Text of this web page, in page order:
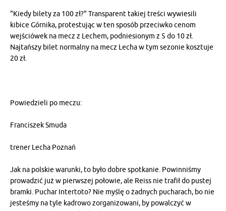
"Kiedy bilety za 100 zł?" Transparent takiej treści wywiesili
kibice Górnika, protestując w ten sposób przeciwko cenom
wejściówek na mecz z Lechem, podniesionym z 5 do 10 zł.
Najtańszy bilet normalny na mecz Lecha w tym sezonie kosztuje
20 zł.
Powiedzieli po meczu:
Franciszek Smuda
trener Lecha Poznań
Jak na polskie warunki, to było dobre spotkanie. Powinniśmy
prowadzić już w pierwszej połowie, ale Reiss nie trafił do pustej
bramki. Puchar Intertoto? Nie myślę o żadnych pucharach, bo nie
jesteśmy na tyle kadrowo zorganizowani, by powalczyć w